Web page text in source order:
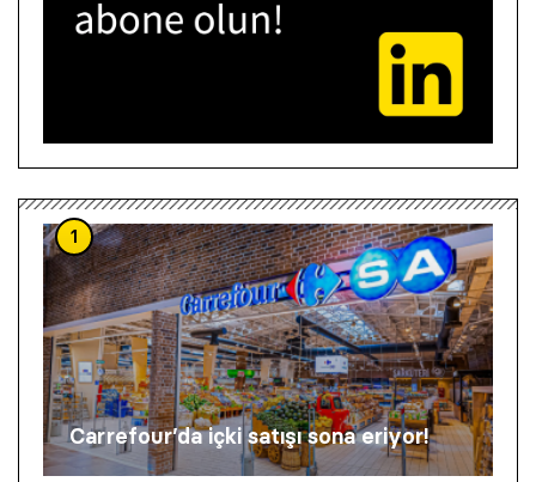
1
Carrefour’da içki satışı sona eriyor!